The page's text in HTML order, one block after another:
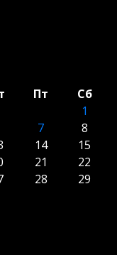
Пт
Сб
1
7
8
14
15
21
22
28
29